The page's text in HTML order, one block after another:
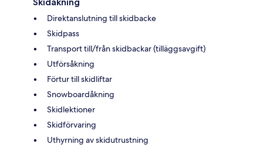
Direktanslutning till skidbacke
Skidpass
Transport till/från skidbackar (tilläggsavgift)
Utförsåkning
Förtur till skidliftar
Snowboardåkning
Skidlektioner
Skidförvaring
Uthyrning av skidutrustning